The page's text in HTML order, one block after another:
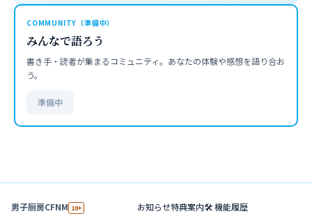
COMMUNITY（準備中）
みんなで語ろう
書き手・読者が集まるコミュニティ。あなたの体験や感想を語り合お
う。
準備中
男子厨房CFNM 18+ お知らせ特典案内🛠 機能履歴